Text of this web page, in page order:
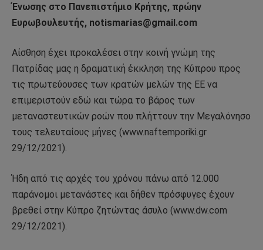
Ένωσης στο Πανεπιστήμιο Κρήτης, πρώην
Ευρωβουλευτής, notismarias@gmail.com
Αίσθηση έχει προκαλέσει στην κοινή γνώμη της
Πατρίδας μας η δραματική έκκληση της Κύπρου προς
τις πρωτεύουσες των κρατών μελών της ΕΕ να
επιμεριστούν εδώ και τώρα το βάρος των
μεταναστευτικών ροών που πλήττουν την Μεγαλόνησο
τους τελευταίους μήνες (www.naftemporiki.gr
29/12/2021).
Ήδη από τις αρχές του χρόνου πάνω από 12.000
παράνομοι μετανάστες και δήθεν πρόσφυγες έχουν
βρεθεί στην Κύπρο ζητώντας άσυλο (www.dw.com
29/12/2021).